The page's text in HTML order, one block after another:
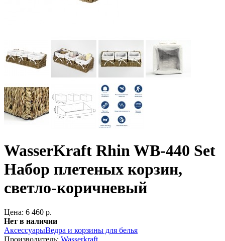
WasserKraft Rhin WB-440 Set
Набор плетеных корзин,
светло-коричневый
Цена: 6 460 р.
Нет в наличии
АксессуарыВедра и корзины для белья